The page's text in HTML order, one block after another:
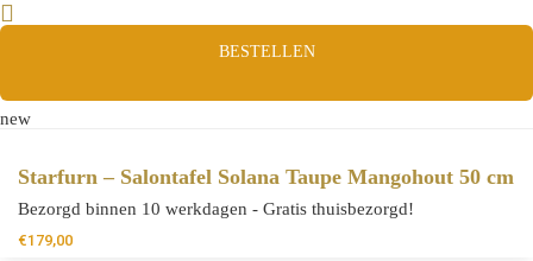
BESTELLEN
new
Starfurn – Salontafel Solana Taupe Mangohout 50 cm
Bezorgd binnen 10 werkdagen - Gratis thuisbezorgd!
€179,00